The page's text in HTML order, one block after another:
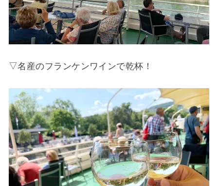
▽名産のフランケンワインで乾杯！